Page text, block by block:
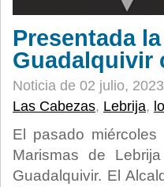
Presentada
Guadalquivir
Noticia de 02 julio,
Las Cabezas, Lebrija,
El pasado
Marismas de
Guadalquivir. El